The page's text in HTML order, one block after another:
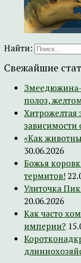
Найти:
Свежайшие
Змеедюжина-
полоз,
Хитрожелтая
зависимости
«Как
30.06.2026
Божья
термитов!
Улиточка
20.06.2026
Как часто
империи?